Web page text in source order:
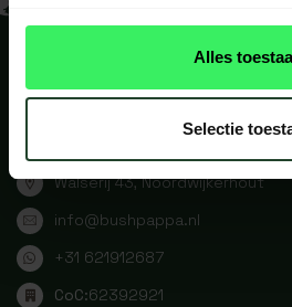
Alles
Selectie
WE TAKE YOU WITH US
Walserij 43, Noordwijkerhout
info@bushpappa.nl
+31 621912687
CoC:62392921